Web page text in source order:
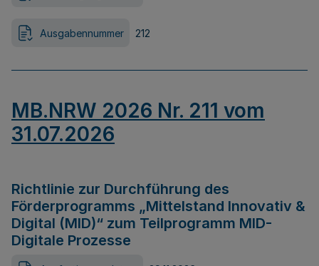
Ausgabennummer 212
MB.NRW 2026 Nr. 211 vom
31.07.2026
Richtlinie zur Durchführung des
Förderprogramms „Mittelstand Innovativ &
Digital (MID)“ zum Teilprogramm MID-
Digitale Prozesse